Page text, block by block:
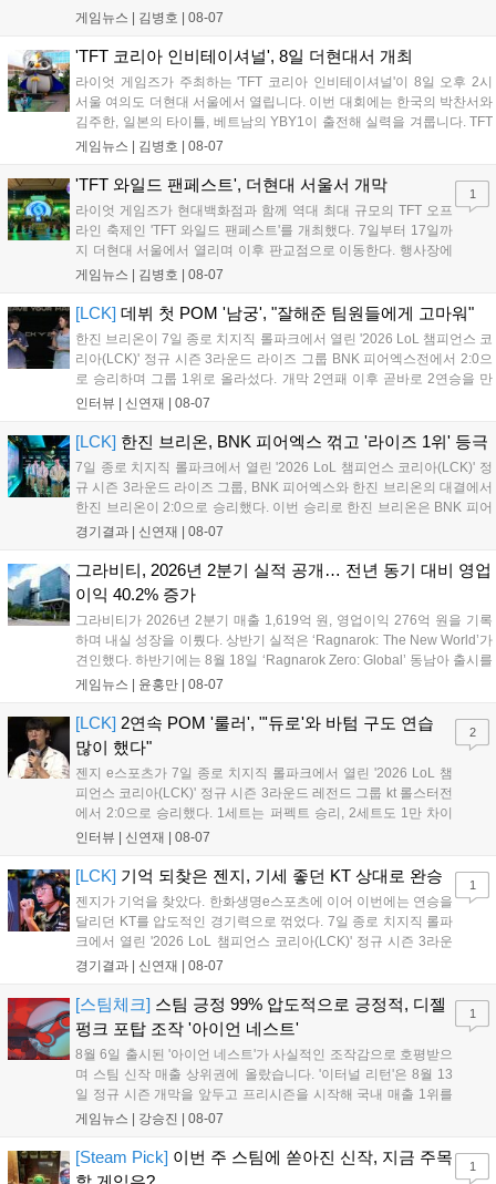
스포츠 대회 FWC의 영향이 큽니다. FWC는 이용자가 동일한 조
은 전년 대비 매출과 이용자 지표가 대폭 상승하는 성과를 냈습니
FWC 그랜드 파이널이 개최될 예정이며, 위메이드커넥트는 이를
통해 커뮤니티 중심의 장기 성장 모델을 지속할 방침입니다....
게임뉴스 | 김병호 | 08-07
'TFT 코리아 인비테이셔널', 8일 더현대서 개최
라이엇 게임즈가 주최하는 'TFT 코리아 인비테이셔널'이 8일 오후 2시
서울 여의도 더현대 서울에서 열립니다. 이번 대회에는 한국의 박찬서와
김주한, 일본의 타이틀, 베트남의 YBY1이 출전해 실력을 겨룹니다. TFT
는 소속팀 없이 개인 자격으로 참가하는 독특한 대회 구조를 가지며, 누
17일까지 이어지는 이번 행사는 신규 세트 체험과 공연 등 다양한 즐길
거리를 제공하며, 이후 현대백화점 판교점에서도 행사가 이어질 예정입
니다. 연말에는 라스베이거스 오픈이 개최됩니다....
게임뉴스 | 김병호 | 08-07
'TFT 와일드 팬페스트', 더현대 서울서 개막
라이엇 게임즈가 현대백화점과 함께 역대 최대 규모의 TFT 오프
라인 축제인 'TFT 와일드 팬페스트'를 개최했다. 7일부터 17일까
지 더현대 서울에서 열리며 이후 판교점으로 이동한다. 행사장에
는 체험, 스페셜, 무대 존이 마련됐으며 8일 오후 2시 인비테이셔
연 등 다채로운 일정이 준비되어 있다. 사전 예약은 조기 마감될
게임뉴스 | 김병호 | 08-07
1
[LCK] 데뷔 첫 POM '남궁', "잘해준 팀원들에게 고마워"
한진 브리온이 7일 종로 치지직 롤파크에서 열린 '2026 LoL 챔피언스 코
리아(LCK)' 정규 시즌 3라운드 라이즈 그룹 BNK 피어엑스전에서 2:0으
로 승리하며 그룹 1위로 올라섰다. 개막 2연패 이후 곧바로 2연승을 만
들어내면서 이어질 4라운드에 대한 기대감을 올렸다. 다음은 이날 데뷔
인터뷰 | 신연재 | 08-07
[LCK] 한진 브리온, BNK 피어엑스 꺾고 '라이즈 1위' 등극
7일 종로 치지직 롤파크에서 열린 '2026 LoL 챔피언스 코리아(LCK)' 정
규 시즌 3라운드 라이즈 그룹, BNK 피어엑스와 한진 브리온의 대결에서
한진 브리온이 2:0으로 승리했다. 이번 승리로 한진 브리온은 BNK 피어
엑스를 제치고 라이즈 그룹 1위로 올라섰다. 1세트, 한진 브리온이 '로머'
경기결과 | 신연재 | 08-07
그라비티, 2026년 2분기 실적 공개… 전년 동기 대비 영업
이익 40.2% 증가
그라비티가 2026년 2분기 매출 1,619억 원, 영업이익 276억 원을 기록
하며 내실 성장을 이뤘다. 상반기 실적은 ‘Ragnarok: The New World’가
견인했다. 하반기에는 8월 18일 ‘Ragnarok Zero: Global’ 동남아 출시를
시작으로 9월 3일 ‘달려라 헤베레케 EX’, 9월 22일 ‘갈바테인’ 등 다양한
이’ 출시가 예정돼 있으며, 2027년에는 ‘Ragnarok 3’ 등 대작을 글로벌
출시할 계획이다. 그라비티는 조인트벤처 설립과 라그나로크 에코 시스
템 구축을 통해 신성장 동력을 확보할 방침이다....
게임뉴스 | 윤홍만 | 08-07
[LCK] 2연속 POM '룰러', "'듀로'와 바텀 구도 연습
많이 했다"
젠지 e스포츠가 7일 종로 치지직 롤파크에서 열린 '2026 LoL 챔
피언스 코리아(LCK)' 정규 시즌 3라운드 레전드 그룹 kt 롤스터전
에서 2:0으로 승리했다. 1세트는 퍼펙트 승리, 2세트도 1만 차이
를 벌리며 25분 만에 승리하면서 말 그대로 압도적인 경기력을 선
하며 POM에 선정됐...
인터뷰 | 신연재 | 08-07
2
[LCK] 기억 되찾은 젠지, 기세 좋던 KT 상대로 완승
젠지가 기억을 찾았다. 한화생명e스포츠에 이어 이번에는 연승을
달리던 KT를 압도적인 경기력으로 꺾었다. 7일 종로 치지직 롤파
크에서 열린 '2026 LoL 챔피언스 코리아(LCK)' 정규 시즌 3라운
드 레전드 그룹, kt 롤스터와 젠지 e스포츠의 대결에서 젠지가 압
기억을 되찾기라도 한 듯 1,...
경기결과 | 신연재 | 08-07
1
[스팀체크] 스팀 긍정 99% 압도적으로 긍정적, 디젤
펑크 포탑 조작 '아이언 네스트'
8월 6일 출시된 '아이언 네스트'가 사실적인 조작감으로 호평받으
며 스팀 신작 매출 상위권에 올랐습니다. '이터널 리턴'은 8월 13
일 정규 시즌 개막을 앞두고 프리시즌을 시작해 국내 매출 1위를
기록했습니다. 25주년을 맞은 '고스트 리콘' 시리즈는 8월 6일 쇼
'마블 투혼: 파이팅 소울즈'와 레트로 수리 시뮬레이션 '리스토
리'도 스팀에 정식 출시되었습니다....
게임뉴스 | 강승진 | 08-07
1
[Steam Pick] 이번 주 스팀에 쏟아진 신작, 지금 주목
1